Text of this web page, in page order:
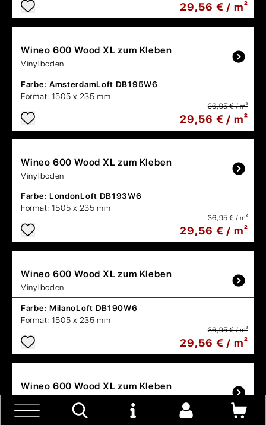
29,56 € / m²
Wineo 600 Wood XL zum Kleben
Vinylboden
Farbe: AmsterdamLoft DB195W6
Format: 1505 x 235 mm
36,95 € / m²
29,56 € / m²
Wineo 600 Wood XL zum Kleben
Vinylboden
Farbe: LondonLoft DB193W6
Format: 1505 x 235 mm
36,95 € / m²
29,56 € / m²
Wineo 600 Wood XL zum Kleben
Vinylboden
Farbe: MilanoLoft DB190W6
Format: 1505 x 235 mm
36,95 € / m²
29,56 € / m²
Wineo 600 Wood XL zum Kleben
Farbe: CopenhagenLoft DB189W6